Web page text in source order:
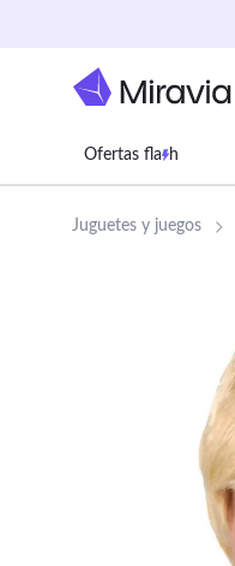
Ofertas fla h
Supermercado
Juguetes y juegos